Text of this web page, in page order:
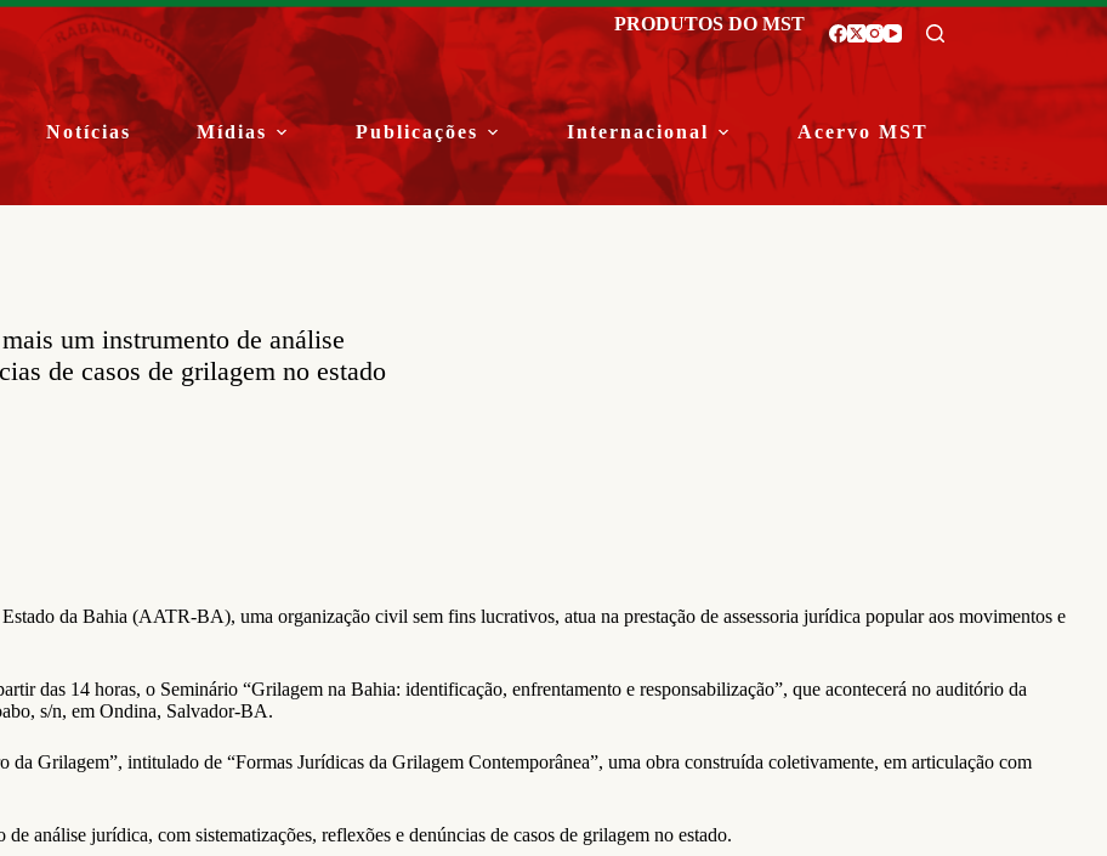
PRODUTOS DO MST
Notícias Mídias Publicações Internacional Acervo MST
um instrumento de análise
de casos de grilagem no estado
da Bahia (AATR-BA), uma organização civil sem fins lucrativos, atua na prestação de assessoria jurídica popular aos movimentos e
das 14 horas, o Seminário “Grilagem na Bahia: identificação, enfrentamento e responsabilização”, que acontecerá no auditório da
s/n, em Ondina, Salvador-BA.
Grilagem”, intitulado de “Formas Jurídicas da Grilagem Contemporânea”, uma obra construída coletivamente, em articulação com
análise jurídica, com sistematizações, reflexões e denúncias de casos de grilagem no estado.